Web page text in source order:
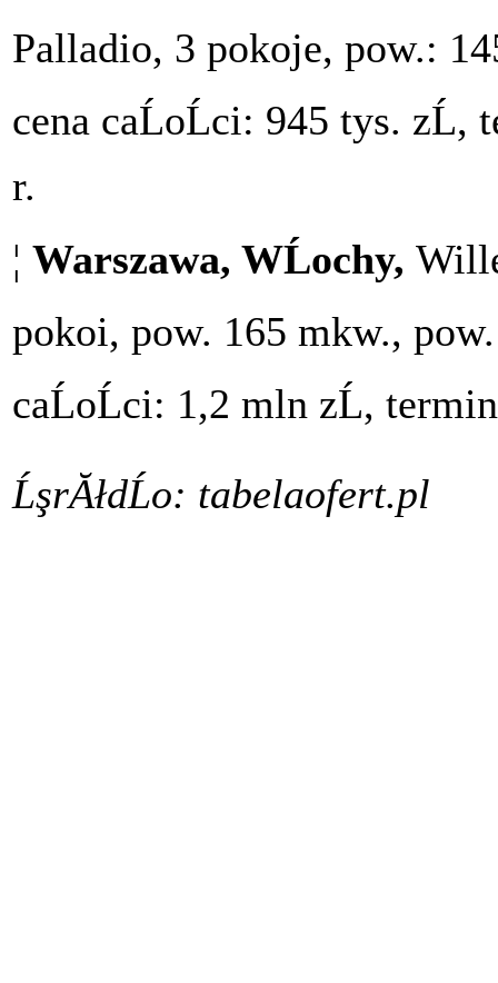
Palladio, 3 pokoje, pow.:
cena caĹoĹci: 945 tys.
r.
¦ Warszawa, WĹochy,
pokoi, pow. 165 mkw.,
caĹoĹci: 1,2 mln zĹ,
ĹşrĂłdĹo: tabelaofert.pl